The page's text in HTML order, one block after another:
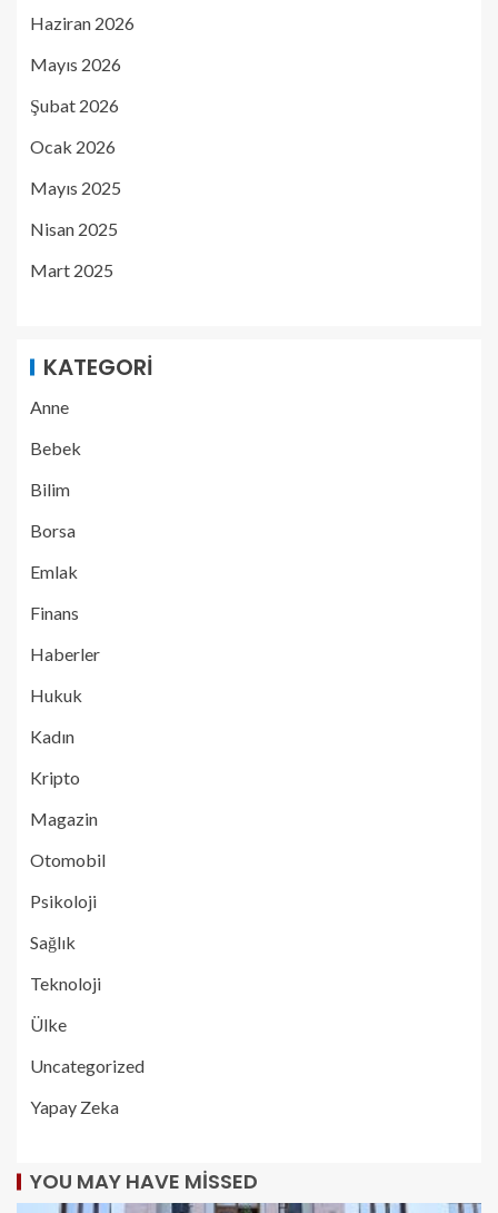
Haziran 2026
Mayıs 2026
Şubat 2026
Ocak 2026
Mayıs 2025
Nisan 2025
Mart 2025
KATEGORI
Anne
Bebek
Bilim
Borsa
Emlak
Finans
Haberler
Hukuk
Kadın
Kripto
Magazin
Otomobil
Psikoloji
Sağlık
Teknoloji
Ülke
Uncategorized
Yapay Zeka
YOU MAY HAVE MISSED